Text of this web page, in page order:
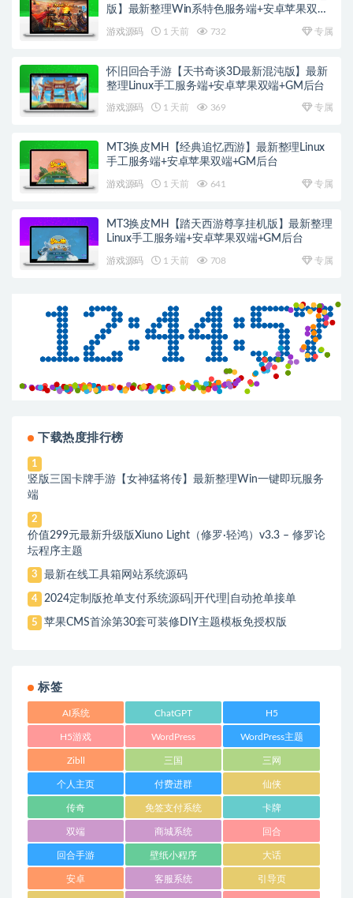
版】最新整理Win系特色服务端+安卓苹果双端
游戏源码 1 天前 732 专属
怀旧回合手游【天书奇谈3D最新混沌版】最新
整理Linux手工服务端+安卓苹果双端+GM后台
游戏源码 1 天前 369 专属
MT3换皮MH【经典追忆西游】最新整理Linux
手工服务端+安卓苹果双端+GM后台
游戏源码 1 天前 641 专属
MT3换皮MH【踏天西游尊享挂机版】最新整理
Linux手工服务端+安卓苹果双端+GM后台
游戏源码 1 天前 708 专属
下载热度排行榜
1
竖版三国卡牌手游【女神猛将传】最新整理Win一键即玩服务
端
2
价值299元最新升级版Xiuno Light（修罗·轻鸿）v3.3 – 修罗论
坛程序主题
3 最新在线工具箱网站系统源码
4 2024定制版抢单支付系统源码|开代理|自动抢单接单
5 苹果CMS首涂第30套可装修DIY主题模板免授权版
标签
AI系统 ChatGPT H5
H5游戏 WordPress WordPress主题
Zibll 三国 三网
个人主页 付费进群 仙侠
传奇 免签支付系统 卡牌
双端 商城系统 回合
回合手游 壁纸小程序 大话
安卓 客服系统 引导页